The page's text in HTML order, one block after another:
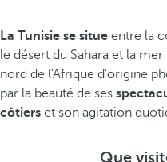
La Tunisie se situe entre la
le désert du Sahara et la
nord de l'Afrique d'origine
par la beauté de ses
côtiers et son agitation
Que